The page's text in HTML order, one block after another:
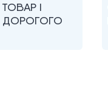
І
ДОРОГОГО